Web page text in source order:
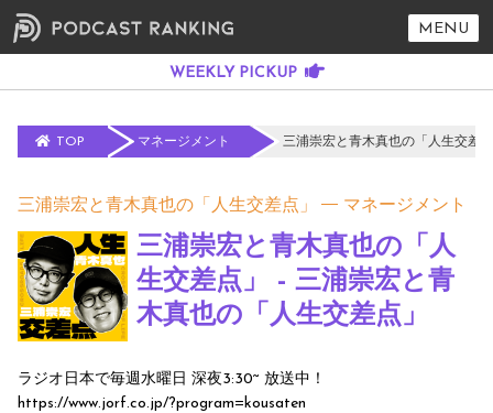
MENU
TOP マネージメント 三浦崇宏と青木真也の「人生交差
三浦崇宏と青木真也の「人生交差点」 マネージメント
三浦崇宏と青木真也の「人
生交差点」 - 三浦崇宏と青
木真也の「人生交差点」
ラジオ日本で毎週水曜日 深夜3:30~ 放送中！
https://www.jorf.co.jp/?program=kousaten